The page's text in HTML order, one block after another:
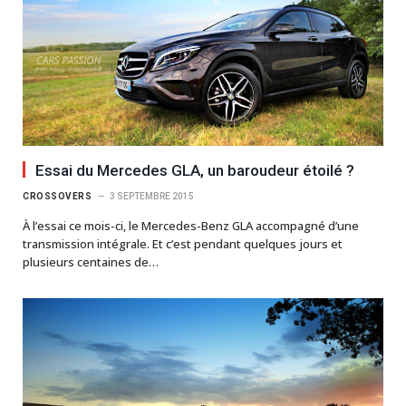
Essai du Mercedes GLA, un baroudeur étoilé ?
CROSSOVERS 3 SEPTEMBRE 2015
À l’essai ce mois-ci, le Mercedes-Benz GLA accompagné d’une
transmission intégrale. Et c’est pendant quelques jours et
plusieurs centaines de…